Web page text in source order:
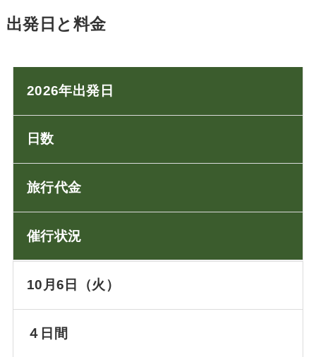
出発日と料金
2026年出発日
日数
旅行代金
催行状況
10月6日（火）
４日間